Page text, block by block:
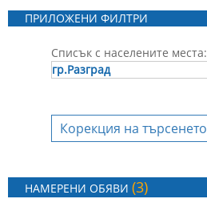
ПРИЛОЖЕНИ ФИЛТРИ
Списък с населените места:
гр.Разград
Корекция на търсенето
НАМЕРЕНИ ОБЯВИ(3)